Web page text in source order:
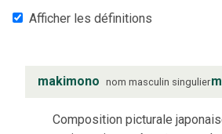
Afficher les définitions
makimono nom masculin singulier
Composition picturale